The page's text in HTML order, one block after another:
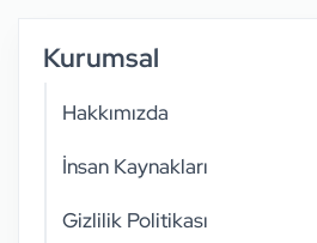
Kurumsal
Hakkımızda
İnsan Kaynakları
Gizlilik Politikası